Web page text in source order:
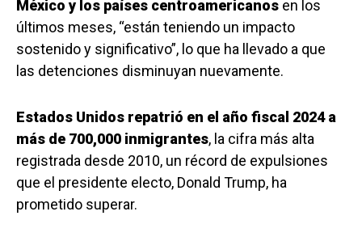
México y los países centroamericanos en los
últimos meses, “están teniendo un impacto
sostenido y significativo”, lo que ha llevado a que
las detenciones disminuyan nuevamente.
Estados Unidos repatrió en el año fiscal 2024 a
más de 700,000 inmigrantes, la cifra más alta
registrada desde 2010, un récord de expulsiones
que el presidente electo, Donald Trump, ha
prometido superar.